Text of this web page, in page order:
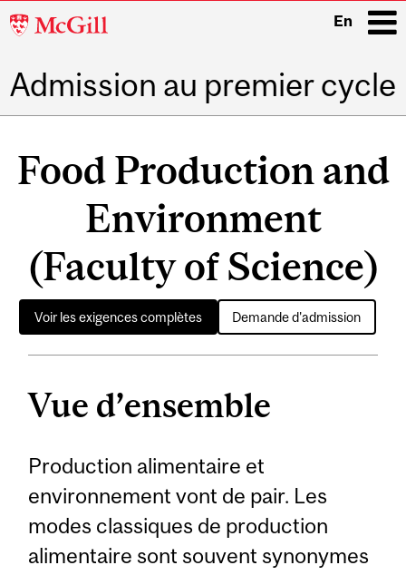
McGill
En
Admission au premier cycle
navigation
Food Production and
Environment
(Faculty of Science)
Voir les exigences complètes Demande d'admission
Vue d’ensemble
Production alimentaire et
environnement vont de pair. Les
modes classiques de production
alimentaire sont souvent synonymes